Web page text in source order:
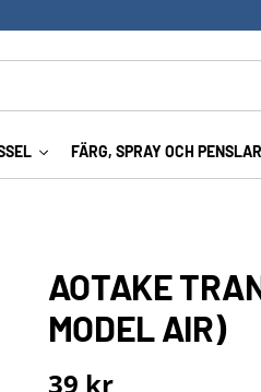
FÄRG, SPRAY OCH PENSLAR
AOTAKE
MODEL AIR)
39 kr